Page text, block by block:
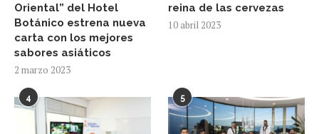
Oriental” del Hotel
Botánico estrena nueva
carta con los mejores
sabores asiáticos
2 marzo 2023
reina de las cervezas
10 abril 2023
4 5